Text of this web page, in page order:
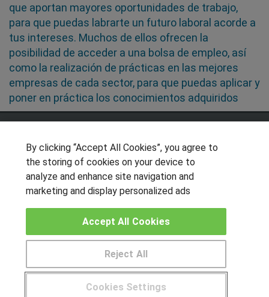
que aportan mayores oportunidades de trabajo,
para que puedas labrarte un futuro laboral acorde a
tus intereses. Muchos de ellos ofrecen la
posibilidad de acceder a una bolsa de empleo, así
como la realización de prácticas en las mejores
empresas de cada sector, para que puedas aplicar y
poner en práctica los conocimientos adquiridos
OTROS GRUPOS DE INTERES
Muro de los idiomas
Hablemos de empleo
CENTROS DE FORMACIÓN
By clicking “Accept All Cookies”, you agree to
the storing of cookies on your device to
analyze and enhance site navigation and
marketing and display personalized ads
Cookies Settings
Reject All
Accept All Cookies